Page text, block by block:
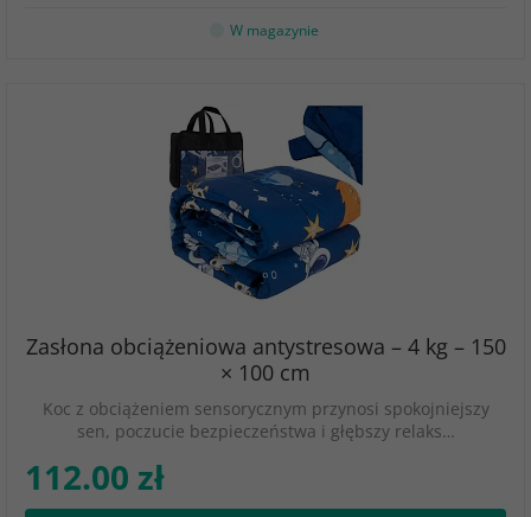
W magazynie
Zasłona obciążeniowa antystresowa – 4 kg – 150
× 100 cm
Koc z obciążeniem sensorycznym przynosi spokojniejszy
sen, poczucie bezpieczeństwa i głębszy relaks…
112.00 zł